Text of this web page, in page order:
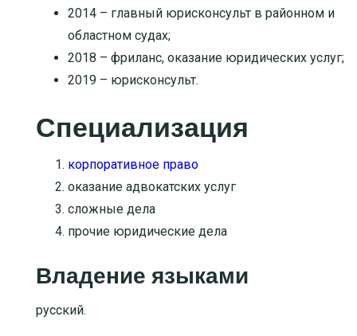
2014 – главный юрисконсульт в районном и
областном судах;
2018 – фриланс, оказание юридических услуг;
2019 – юрисконсульт.
Специализация
корпоративное право
оказание адвокатских услуг
сложные дела
прочие юридические дела
Владение языками
русский.